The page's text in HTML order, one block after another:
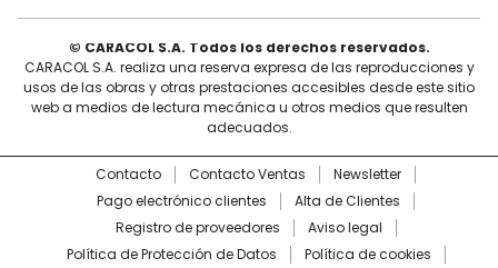
© CARACOL S.A. Todos los derechos reservados.
CARACOL S.A. realiza una reserva expresa de las reproducciones y
usos de las obras y otras prestaciones accesibles desde este sitio
web a medios de lectura mecánica u otros medios que resulten
adecuados.
Contacto Contacto Ventas
Newsletter
Pago electrónico clientes
Alta de Clientes
Registro de proveedores
Aviso legal
Política de Protección de Datos
Política de cookies